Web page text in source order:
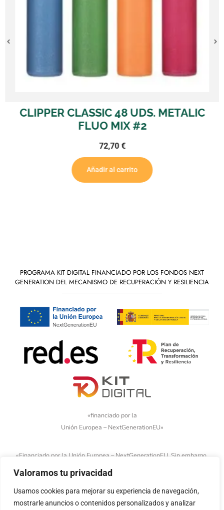
Valoramos tu privacidad
Usamos cookies para mejorar su experiencia de navegación,
mostrarle anuncios o contenidos personalizados y analizar
CLIPPER CLASSIC 48 UDS. METALIC
FLUO MIX #2
72,70€
Añadir al carrito
PROGRAMA KIT DIGITAL FINANCIADO POR LOS FONDOS NEXT
GENERATION DEL MECANISMO DE RECUPERACIÓN Y RESILIENCIA
«financiado por la
Unión Europea – NextGenerationEU»
«Financiado por la Unión Europea – NextGenerationEU. Sin embargo,
los puntos de vista y las opiniones expresadas son únicamente los
del autor o autores y no reflejan necesariamente los de la Unión
Europea o la Comisión Europea. Ni la Unión Europea ni la Comisión
Europea pueden ser consideradas responsables de las mismas»